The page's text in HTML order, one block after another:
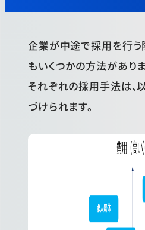
企業が中途で採用を行う
もいくつかの方法がありま
それぞれの採用手法は、
づけられます。